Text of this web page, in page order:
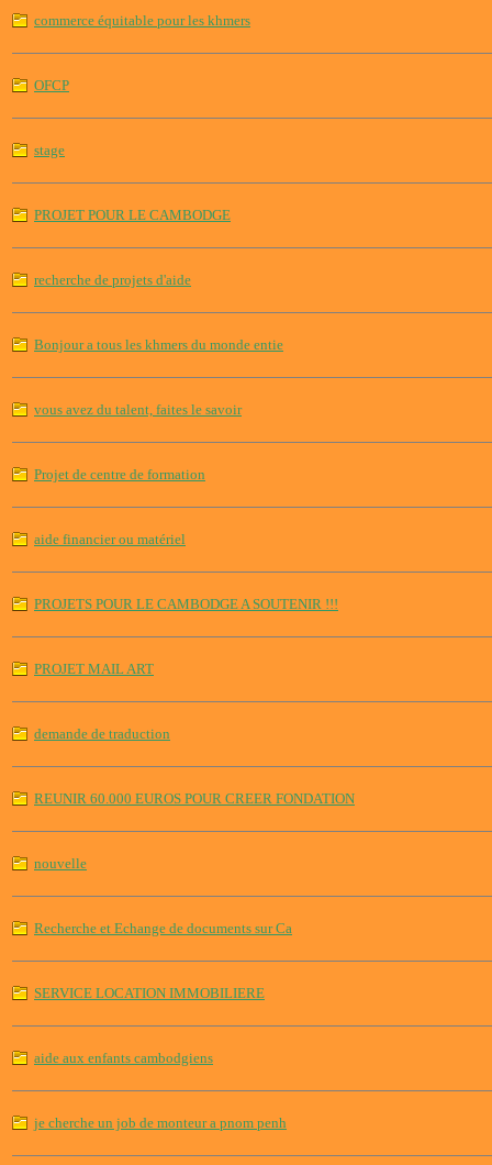
commerce équitable pour les khmers
OFCP
stage
PROJET POUR LE CAMBODGE
recherche de projets d'aide
Bonjour a tous les khmers du monde entie
vous avez du talent, faites le savoir
Projet de centre de formation
aide financier ou matériel
PROJETS POUR LE CAMBODGE A SOUTENIR !!!
PROJET MAIL ART
demande de traduction
REUNIR 60.000 EUROS POUR CREER FONDATION
nouvelle
Recherche et Echange de documents sur Ca
SERVICE LOCATION IMMOBILIERE
aide aux enfants cambodgiens
je cherche un job de monteur a pnom penh